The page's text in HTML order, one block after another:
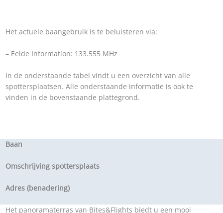
Het actuele baangebruik is te beluisteren via:
– Eelde Information: 133.555 MHz
In de onderstaande tabel vindt u een overzicht van alle
spottersplaatsen. Alle onderstaande informatie is ook te
vinden in de bovenstaande plattegrond.
Baan
Omschrijving spottersplaats
Adres (benadering)
Het panoramaterras van Bites&Flights biedt u een mooi